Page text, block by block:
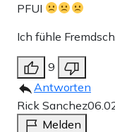
PFUI
Ich fühle
9
Antworten
Rick Sanchez
Melden